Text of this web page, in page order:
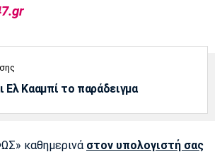
Ελ Κααμπί το παράδειγμα
καθημερινά στον υπολογιστή σας